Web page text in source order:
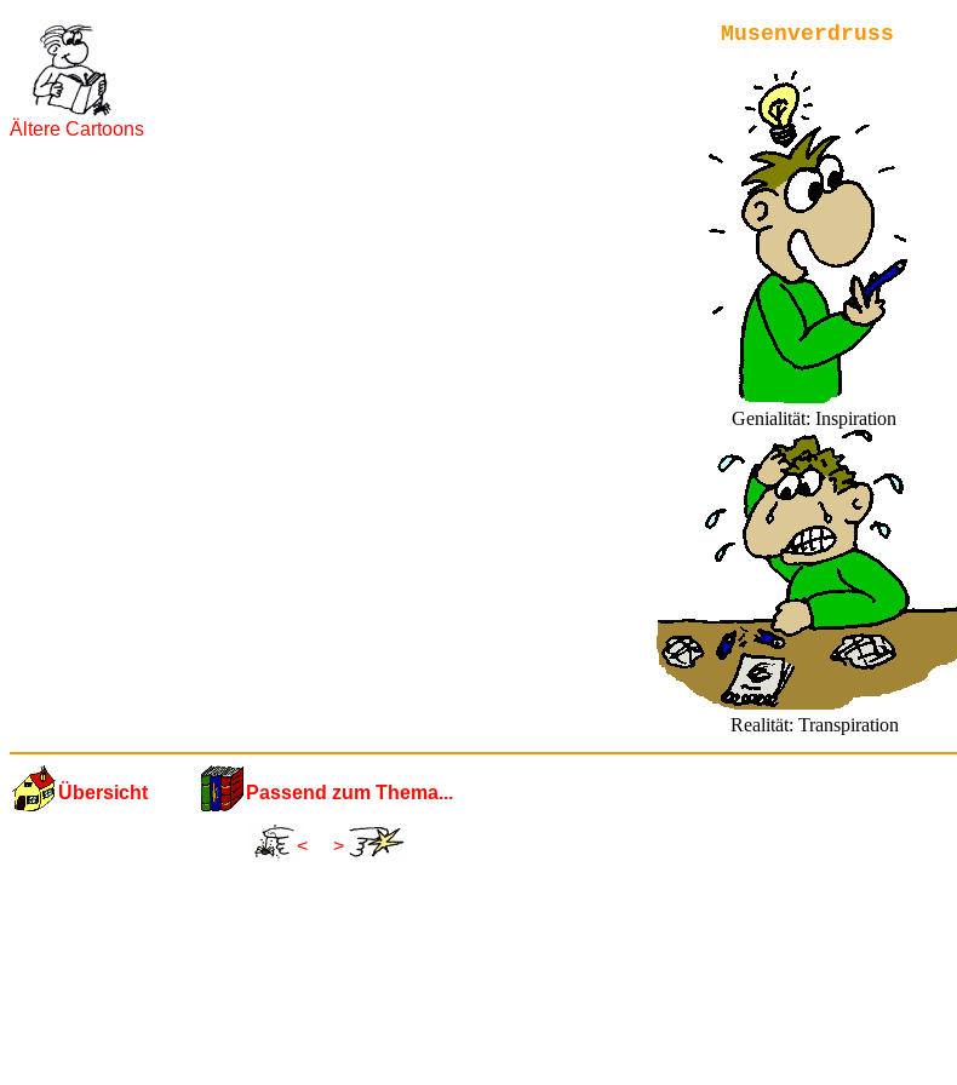
Ältere Cartoons
Musenverdruss
Genialität: Inspiration
Realität: Transpiration
Übersicht Passend zum Thema...
< >